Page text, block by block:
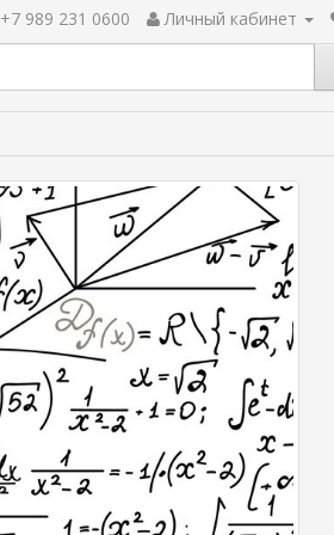
+7 989 231 0600 Личный кабинет